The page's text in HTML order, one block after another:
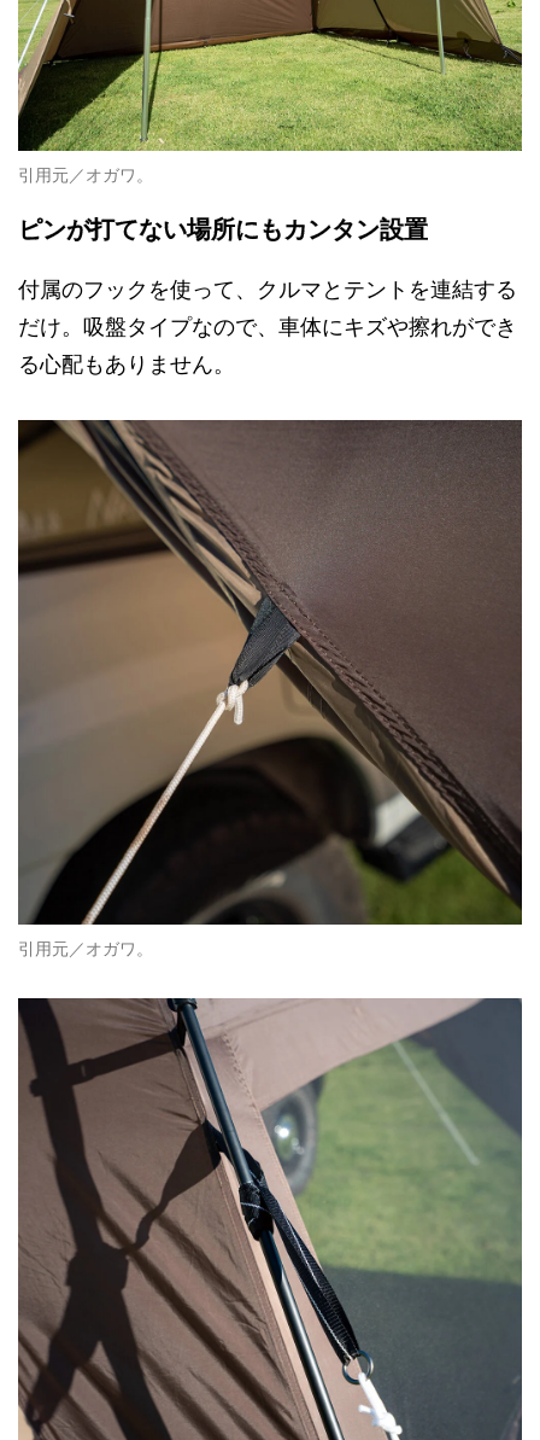
引用元／オガワ。
ピンが打てない場所にもカンタン設置
付属のフックを使って、クルマとテントを連結する
だけ。吸盤タイプなので、車体にキズや擦れができ
る心配もありません。
引用元／オガワ。